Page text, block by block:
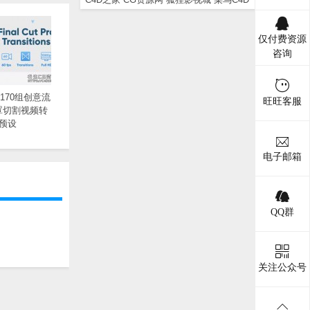
组创意流
切割视频转
设
仅付费资源
咨询
旺旺客服
电子邮箱
QQ群
关注公众号